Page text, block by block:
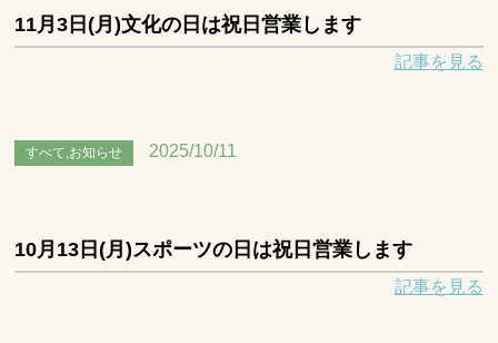
11月3日(月)文化の日は祝日営業します
記事を見る
すべて,お知らせ 2025/10/11
10月13日(月)スポーツの日は祝日営業します
記事を見る